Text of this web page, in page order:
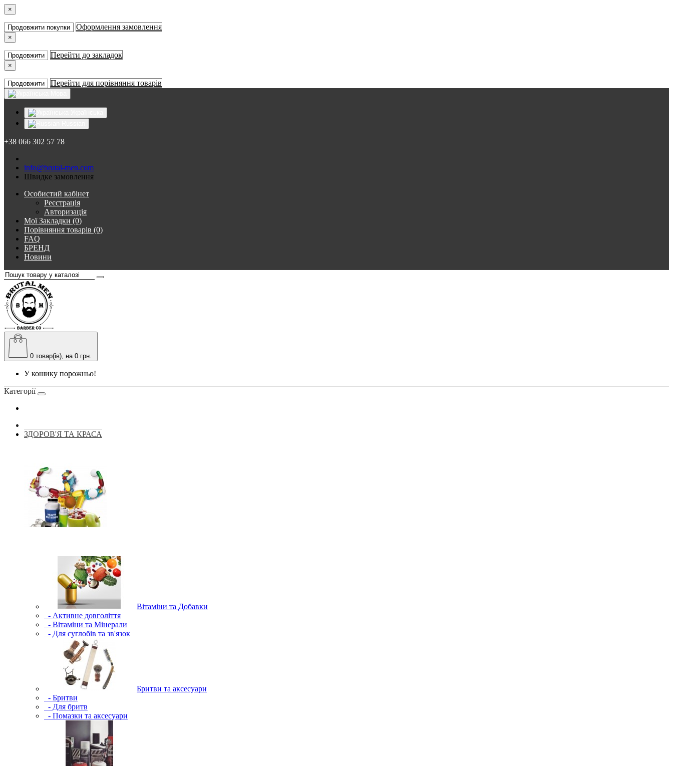
×
Продовжити покупки Оформлення замовлення
×
Продовжити Перейти до закладок
×
Продовжити Перейти для порівняння товарів
+38 066 302 57 78
info@brutal-men.com
Швидке замовлення
Особистий кабінет
Реєстрація
Авторизація
Мої Закладки (0)
Порівняння товарів (0)
FAQ
БРЕНД
Новини
0 товар(ів), на 0 грн.
У кошику порожньо!
Категорії
ЗДОРОВ'Я ТА КРАСА
Вітаміни та Добавки
- Активне довголіття
- Вітаміни та Мінерали
- Для суглобів та зв'язок
Бритви та аксесуари
- Бритви
- Для бритв
- Помазки та аксесуари